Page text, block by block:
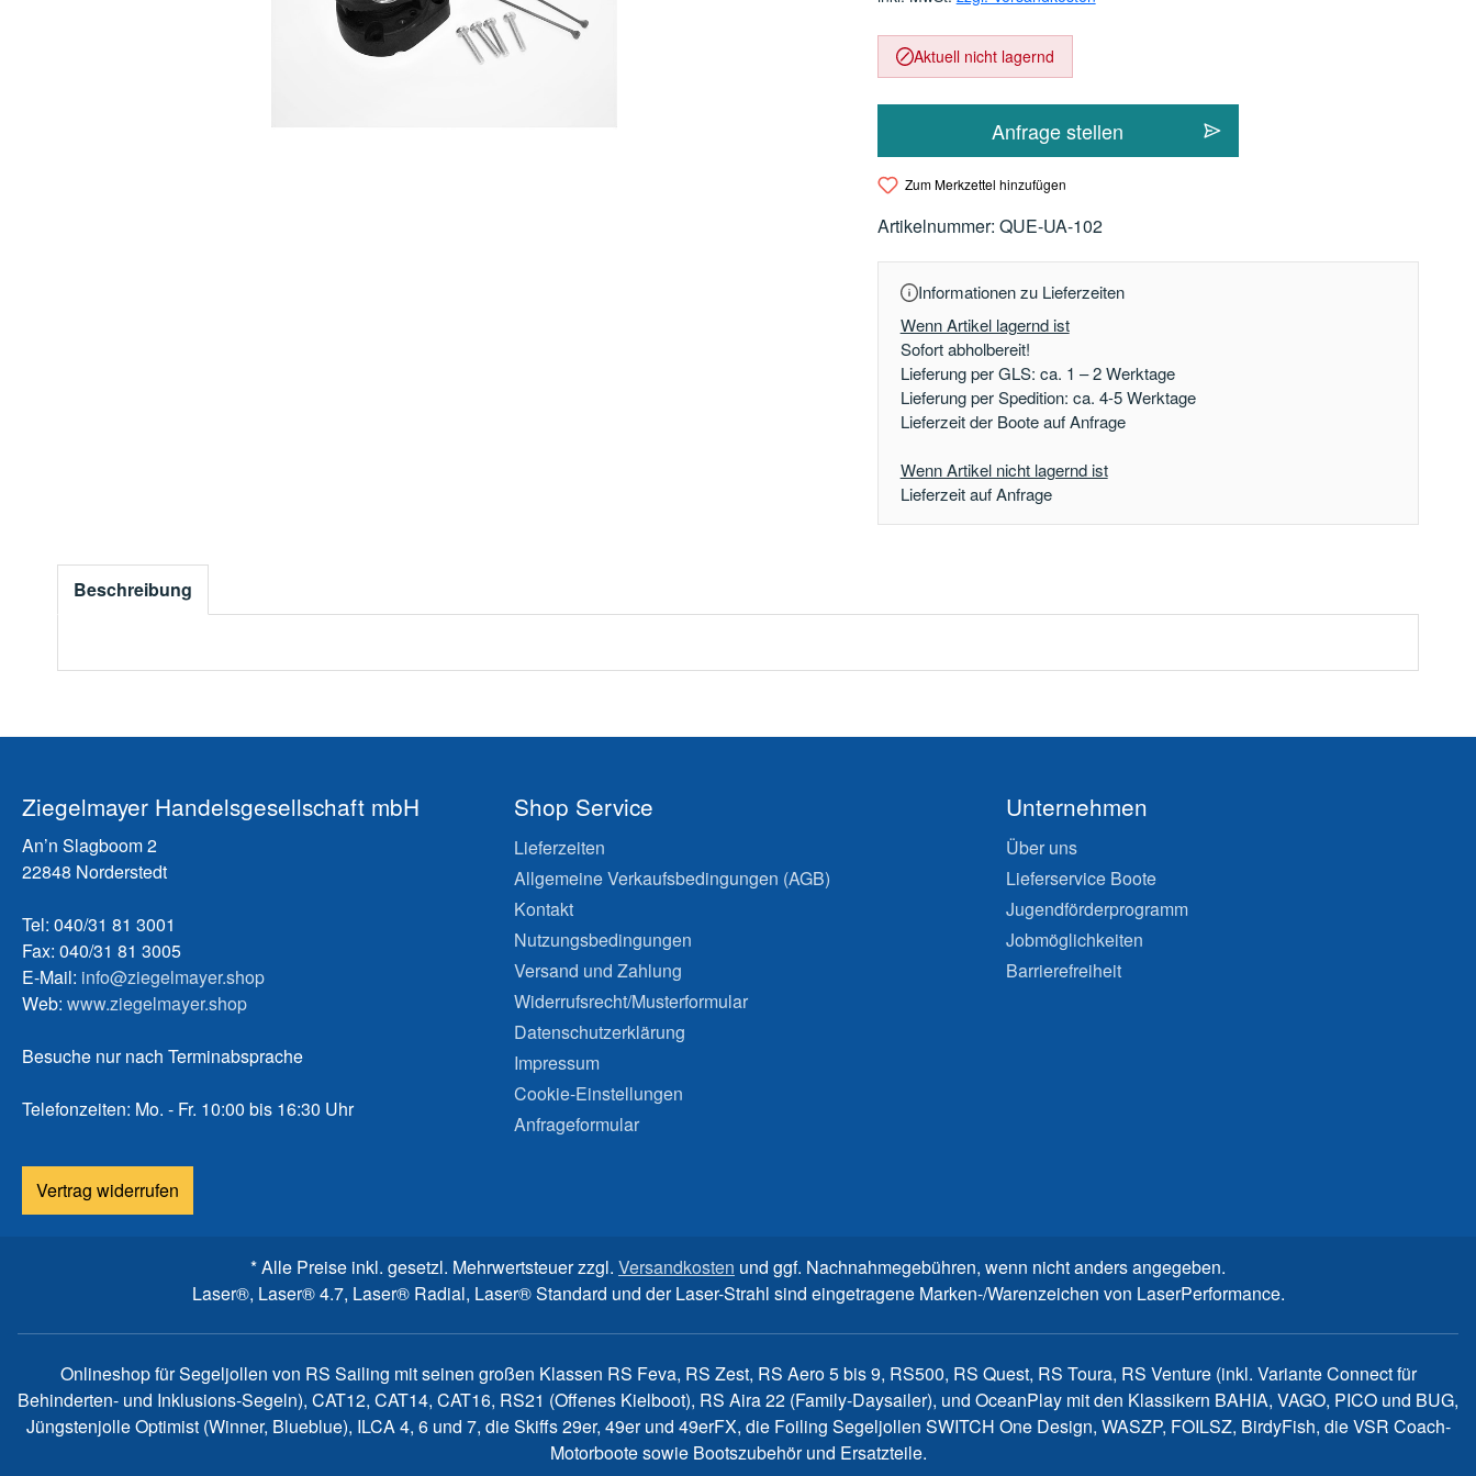
Aktuell nicht lagernd
Anfrage stellen
Zum Merkzettel hinzufügen
Artikelnummer: QUE-UA-102
Informationen zu Lieferzeiten
Wenn Artikel lagernd ist
Sofort abholbereit!
Lieferung per GLS: ca. 1 – 2 Werktage
Lieferung per Spedition: ca. 4-5 Werktage
Lieferzeit der Boote auf Anfrage
Wenn Artikel nicht lagernd ist
Lieferzeit auf Anfrage
Beschreibung
Ziegelmayer Handelsgesellschaft mbH
An’n Slagboom 2
22848 Norderstedt
Tel: 040/31 81 3001
Fax: 040/31 81 3005
E-Mail: info@ziegelmayer.shop
Web: www.ziegelmayer.shop
Besuche nur nach Terminabsprache
Telefonzeiten: Mo. - Fr. 10:00 bis 16:30 Uhr
Vertrag widerrufen
Shop Service
Lieferzeiten
Allgemeine Verkaufsbedingungen (AGB)
Kontakt
Nutzungsbedingungen
Versand und Zahlung
Widerrufsrecht/Musterformular
Datenschutzerklärung
Impressum
Cookie-Einstellungen
Anfrageformular
Unternehmen
Über uns
Lieferservice Boote
Jugendförderprogramm
Jobmöglichkeiten
Barrierefreiheit
* Alle Preise inkl. gesetzl. Mehrwertsteuer zzgl. Versandkosten und ggf. Nachnahmegebühren, wenn nicht anders angegeben.
Laser®, Laser® 4.7, Laser® Radial, Laser® Standard und der Laser-Strahl sind eingetragene Marken-/Warenzeichen von LaserPerformance.
Onlineshop für Segeljollen von RS Sailing mit seinen großen Klassen RS Feva, RS Zest, RS Aero 5 bis 9, RS500, RS Quest, RS Toura, RS Venture (inkl. Variante Connect für
Behinderten- und Inklusions-Segeln), CAT12, CAT14, CAT16, RS21 (Offenes Kielboot), RS Aira 22 (Family-Daysailer), und OceanPlay mit den Klassikern BAHIA, VAGO, PICO und BUG,
Jüngstenjolle Optimist (Winner, Blueblue), ILCA 4, 6 und 7, die Skiffs 29er, 49er und 49erFX, die Foiling Segeljollen SWITCH One Design, WASZP, FOILSZ, BirdyFish, die VSR Coach-
Motorboote sowie Bootszubehör und Ersatzteile.